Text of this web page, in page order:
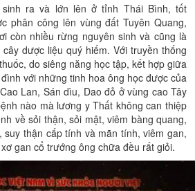
ra và lớn lên ở tỉnh Thái Bình, tốt
phân công lên vùng đất Tuyên Quang,
còn nhiều rừng nguyên sinh và cũng là
dược liệu quý hiếm. Với truyền thống
do siêng năng học tập, kết hợp giữa
với những tinh hoa ông học được của
Lan, Sán dìu, Dao đỏ ở vùng cao Tây
nào mà lương y Thất không can thiệp
về sỏi thận, sỏi mật, viêm bàng quang,
thận cấp tính và mãn tính, viêm gan,
gan cổ trướng ông chữa đều rất giỏi.